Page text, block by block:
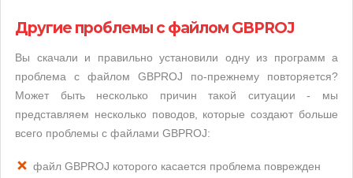
Другие проблемы с файлом GBPROJ
Вы скачали и правильно установили одну из программ а
проблема с файлом GBPROJ по-прежнему повторяется?
Может быть несколько причин такой ситуации - мы
представляем несколько поводов, которые создают больше
всего проблемы с файлами GBPROJ:
файл GBPROJ которого касается проблема поврежден